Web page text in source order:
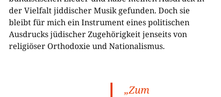
der Vielfalt jiddischer Musik gefunden. Doch sie
bleibt für mich ein Instrument eines politischen
Ausdrucks jüdischer Zugehörigkeit jenseits von
religiöser Orthodoxie und Nationalismus.
„Zum